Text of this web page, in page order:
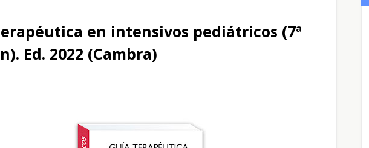
en intensivos pediátricos (7ª
Ed. 2022 (Cambra)